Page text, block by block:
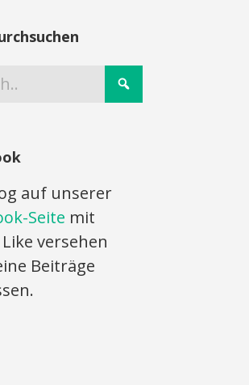
auf unserer
Seite mit
versehen
Beiträge